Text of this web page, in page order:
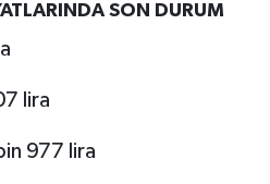
SON DURUM
lira
977 lira